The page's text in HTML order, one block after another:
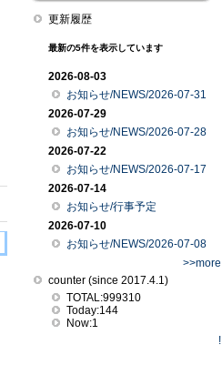
更新履歴
最新の5件を表示しています
2026-08-03
お知らせ/NEWS/2026-07-31
2026-07-29
お知らせ/NEWS/2026-07-28
2026-07-22
お知らせ/NEWS/2026-07-17
2026-07-14
お知らせ/行事予定
2026-07-10
お知らせ/NEWS/2026-07-08
>>more
counter (since 2017.4.1)
TOTAL:999310
Today:144
Now:1
!